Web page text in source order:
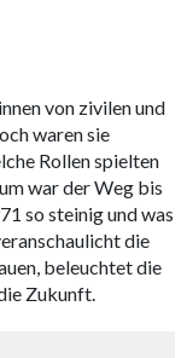
von zivilen und
waren sie
Rollen spielten
war der Weg bis
so steinig und was
die
beleuchtet die
Zukunft.